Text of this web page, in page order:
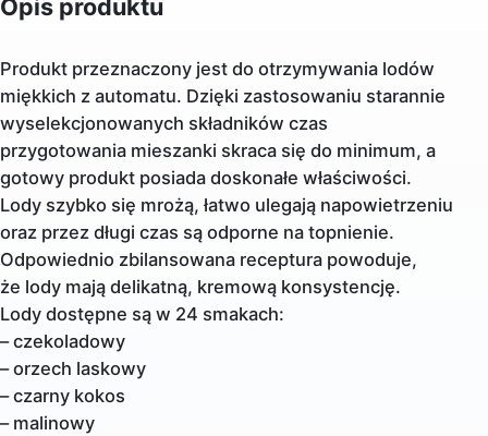
Opis produktu
Produkt przeznaczony jest do otrzymywania lodów
miękkich z automatu. Dzięki zastosowaniu starannie
wyselekcjonowanych składników czas
przygotowania mieszanki skraca się do minimum, a
gotowy produkt posiada doskonałe właściwości.
Lody szybko się mrożą, łatwo ulegają napowietrzeniu
oraz przez długi czas są odporne na topnienie.
Odpowiednio zbilansowana receptura powoduje,
że lody mają delikatną, kremową konsystencję.
Lody dostępne są w 24 smakach:
– czekoladowy
– orzech laskowy
– czarny kokos
– malinowy